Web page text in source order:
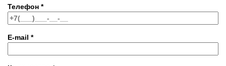
Телефон *
E-mail *